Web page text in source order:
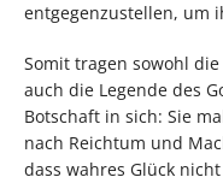
entgegenzustellen, um
Somit tragen sowohl
auch die Legende des
Botschaft in sich: Sie
nach Reichtum und
dass wahres Glück